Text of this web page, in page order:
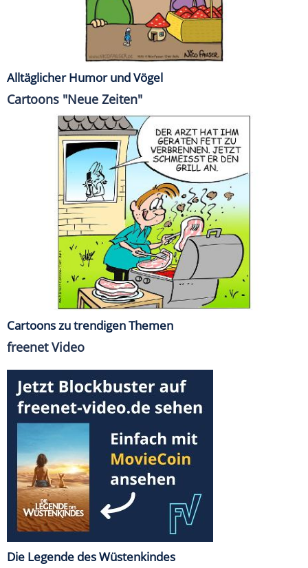
Alltäglicher Humor und Vögel
Cartoons "Neue Zeiten"
Cartoons zu trendigen Themen
freenet Video
Die Legende des Wüstenkindes